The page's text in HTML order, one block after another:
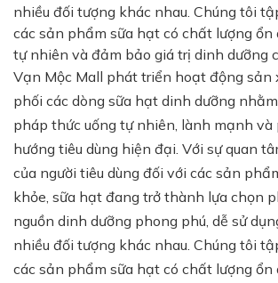
nhiều đối tượng khác nhau. Chúng tôi
các sản phẩm sữa hạt có chất lượng ổn
tự nhiên và đảm bảo giá trị dinh dưỡng
Vạn Mộc Mall phát triển hoạt động sản
phối các dòng sữa hạt dinh dưỡng
pháp thức uống tự nhiên, lành mạnh và
hướng tiêu dùng hiện đại. Với sự quan
của người tiêu dùng đối với các sản
khỏe, sữa hạt đang trở thành lựa chọn
nguồn dinh dưỡng phong phú, dễ sử
nhiều đối tượng khác nhau. Chúng tôi
các sản phẩm sữa hạt có chất lượng ổn